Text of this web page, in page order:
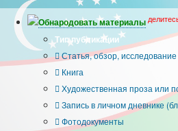
Обнародовать материалы
Тип публикации
Статья, обзор, исследование
Книга
Художественная проза или
Запись в личном дневнике
Фотодокументы